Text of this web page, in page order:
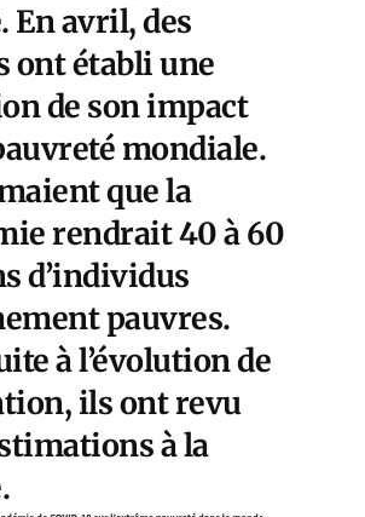
En avril, des
ont établi une
de son impact
mondiale.
que la
rendrait 40 à 60
d’individus
pauvres.
à l’évolution de
ils ont revu
à la